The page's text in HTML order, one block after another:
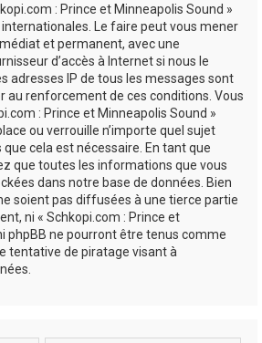
: Prince et Minneapolis Sound »
Le faire peut vous mener
et permanent, avec une
d’accès à Internet si nous le
adresses IP de tous les messages sont
au renforcement de ces conditions. Vous
: Prince et Minneapolis Sound »
ou verrouille n’importe quel sujet
cela est nécessaire. En tant que
que toutes les informations que vous
dans notre base de données. Bien
soient pas diffusées à une tierce partie
ni « Schkopi.com : Prince et
phpBB ne pourront être tenus comme
tentative de piratage visant à